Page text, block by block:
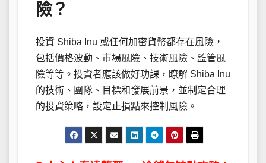
險？
投資 Shiba Inu 或任何加密貨幣都存在風險，
包括價格波動、市場風險、技術風險、監管風
險等等。投資者應該做好功課，瞭解 Shiba Inu
的技術、團隊、目標和發展前景，並制定合理
的投資策略，設定止損點來控制風險。